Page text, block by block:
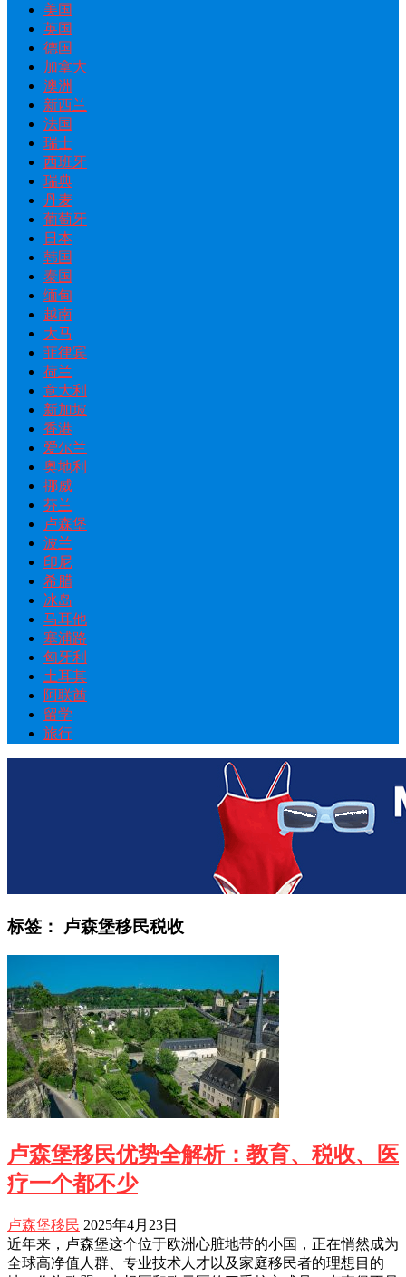
美国
英国
德国
加拿大
澳洲
新西兰
法国
瑞士
西班牙
瑞典
丹麦
葡萄牙
日本
韩国
泰国
缅甸
越南
大马
菲律宾
荷兰
意大利
新加坡
香港
爱尔兰
奥地利
挪威
芬兰
卢森堡
波兰
印尼
希腊
冰岛
马耳他
塞浦路
匈牙利
土耳其
阿联酋
留学
旅行
标签： 卢森堡移民税收
卢森堡移民优势全解析：教育、税收、医
疗一个都不少
卢森堡移民 2025年4月23日
近年来，卢森堡这个位于欧洲心脏地带的小国，正在悄然成为
全球高净值人群、专业技术人才以及家庭移民者的理想目的